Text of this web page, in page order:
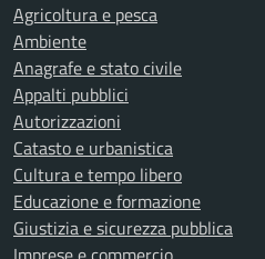
Agricoltura e pesca
Ambiente
Anagrafe e stato civile
Appalti pubblici
Autorizzazioni
Catasto e urbanistica
Cultura e tempo libero
Educazione e formazione
Giustizia e sicurezza pubblica